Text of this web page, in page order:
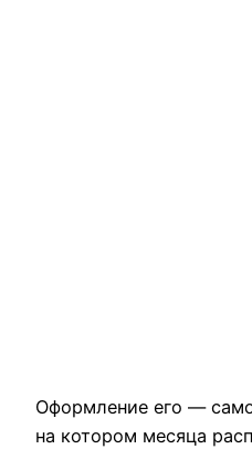
Оформление его —
на котором месяца